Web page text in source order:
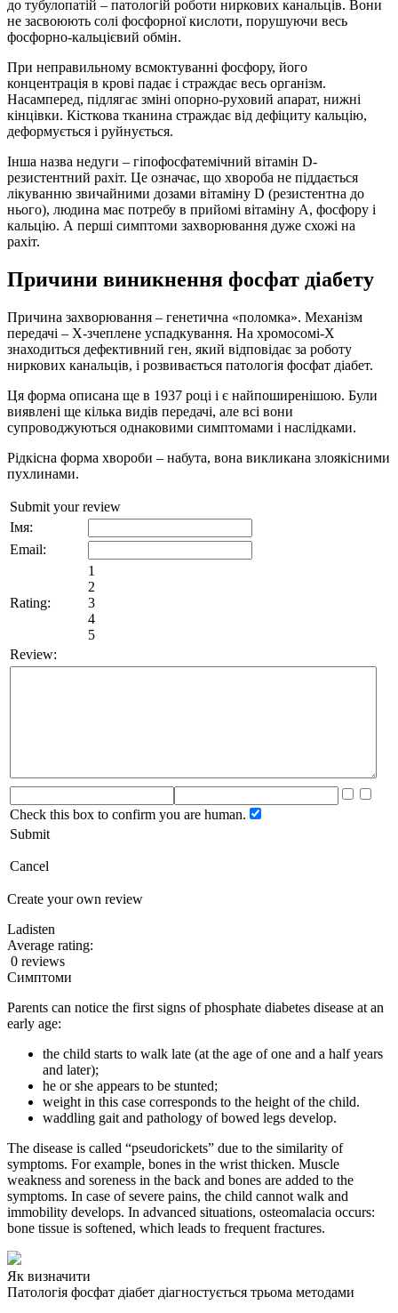
до тубулопатій – патологій роботи ниркових канальців. Вони
не засвоюють солі фосфорної кислоти, порушуючи весь
фосфорно-кальцієвий обмін.
При неправильному всмоктуванні фосфору, його
концентрація в крові падає і страждає весь організм.
Насамперед, підлягає зміні опорно-руховий апарат, нижні
кінцівки. Кісткова тканина страждає від дефіциту кальцію,
деформується і руйнується.
Інша назва недуги – гіпофосфатемічний вітамін D-
резистентний рахіт. Це означає, що хвороба не піддається
лікуванню звичайними дозами вітаміну D (резистентна до
нього), людина має потребу в прийомі вітаміну А, фосфору і
кальцію. А перші симптоми захворювання дуже схожі на
рахіт.
Причини виникнення фосфат діабету
Причина захворювання – генетична «поломка». Механізм
передачі – Х-зчеплене успадкування. На хромосомі-Х
знаходиться дефективний ген, який відповідає за роботу
ниркових канальців, і розвивається патологія фосфат діабет.
Ця форма описана ще в 1937 році і є найпоширенішою. Були
виявлені ще кілька видів передачі, але всі вони
супроводжуються однаковими симптомами і наслідками.
Рідкісна форма хвороби – набута, вона викликана злоякісними
пухлинами.
Submit your review
Імя:
Email:
Rating:
1
2
3
4
5
Review:
Check this box to confirm you are human.
Submit
Cancel
Create your own review
Ladisten
Average rating:
0 reviews
Симптоми
Parents can notice the first signs of phosphate diabetes disease at an
early age:
the child starts to walk late (at the age of one and a half years
and later);
he or she appears to be stunted;
weight in this case corresponds to the height of the child.
waddling gait and pathology of bowed legs develop.
The disease is called “pseudorickets” due to the similarity of
symptoms. For example, bones in the wrist thicken. Muscle
weakness and soreness in the back and bones are added to the
symptoms. In case of severe pains, the child cannot walk and
immobility develops. In advanced situations, osteomalacia occurs:
bone tissue is softened, which leads to frequent fractures.
Як визначити
Патологія фосфат діабет діагностується трьома методами